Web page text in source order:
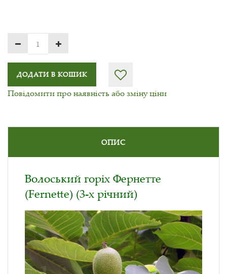
ДОДАТИ В КОШИК
Повідомити про наявність або зміну ціни
ОПИС
Волоський горіх Фернетте
(Fernette) (3-х річний)